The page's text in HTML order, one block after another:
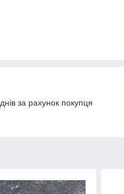
за рахунок покупця